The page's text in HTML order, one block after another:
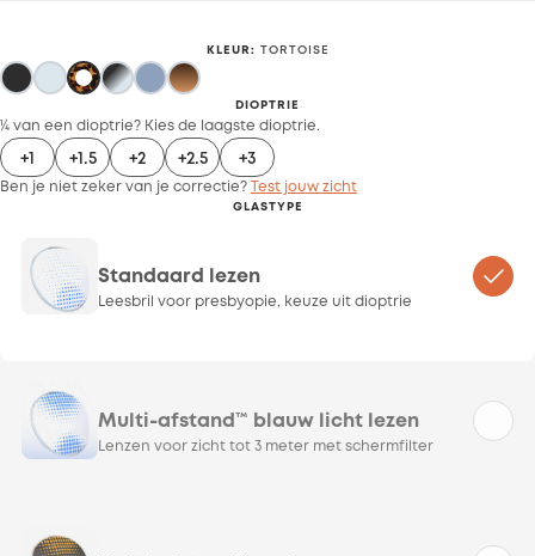
KLEUR : TORTOISE
DIOPTRIE
¼ van een dioptrie? Kies de laagste dioptrie.
+1 +1.5 +2 +2.5 +3
Ben je niet zeker van je correctie? Test jouw zicht
GLASTYPE
Standaard lezen
Leesbril voor presbyopie, keuze uit dioptrie
Multi-afstand™ blauw licht lezen
Lenzen voor zicht tot 3 meter met schermfilter